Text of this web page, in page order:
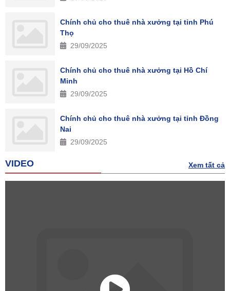
Chính chủ cho thuê nhà xưởng tại tỉnh Phú
Thọ
29/09/2025
Chính chủ cho thuê nhà xưởng tại Hồ Chí
Minh
29/09/2025
Chính chủ cho thuê nhà xưởng tại tỉnh Đồng
Nai
29/09/2025
VIDEO Xem tất cả